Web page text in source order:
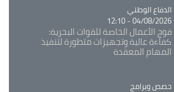
Catégorie
الدفاع الوطني
04/08/2026 - 12:10
فوج الأعمال الخاصة للقوات البحرية:
كفاءة عالية وتجهيزات متطورة لتنفيذ
المهام المعقدة
Catégorie
حصص وبرامج